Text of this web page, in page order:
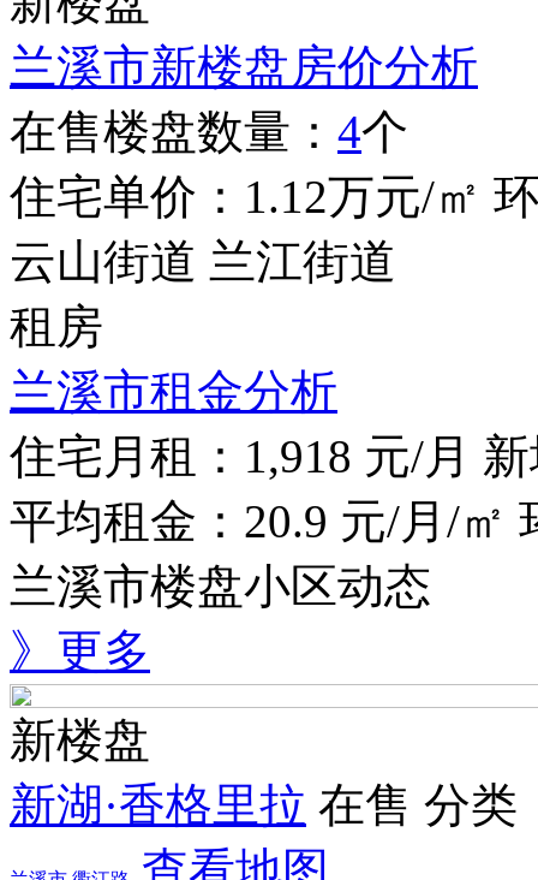
兰溪市新楼盘房价分析
在售楼盘数量： 4个
住宅单价： 1.12万元/㎡
云山街道 兰江街道
租房
兰溪市租金分析
住宅月租： 1,918 元/月
平均租金： 20.9 元/月/㎡
兰溪市楼盘小区动态
》更多
新楼盘
新湖·香格里拉 在售 分类